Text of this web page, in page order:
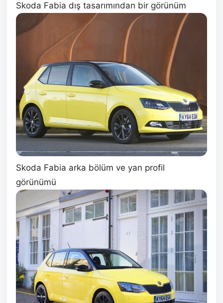
Skoda Fabia dış tasarımından bir görünüm
Skoda Fabia arka bölüm ve yan profil
görünümü